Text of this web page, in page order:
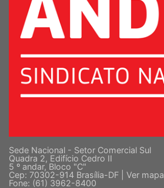
Sede Nacional - Setor Comercial Sul
Quadra 2, Edifício Cedro II
5 º andar, Bloco "C"
Cep: 70302-914 Brasília-DF | Ver mapa
Fone: (61) 3962-8400